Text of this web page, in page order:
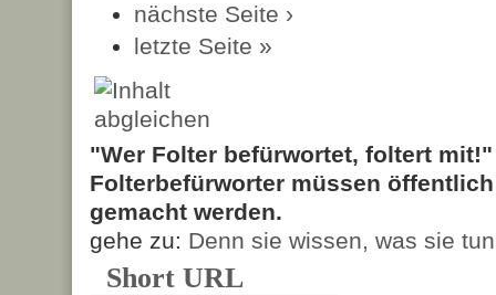
nächste Seite ›
letzte Seite »
"Wer Folter befürwortet, foltert
Folterbefürworter müssen
gemacht werden.
gehe zu: Denn sie wissen, was sie tun
Short URL